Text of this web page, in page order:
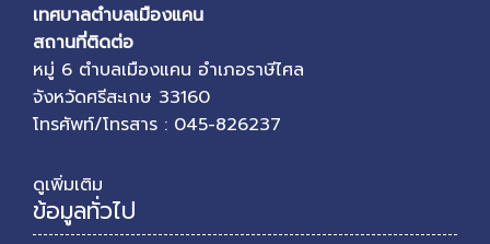
เทศบาลตำบลเมืองแคน
สถานที่ติดต่อ
หมู่ 6 ตำบลเมืองแคน อำเภอราษีไศล
จังหวัดศรีสะเกษ 33160
โทรศัพท์/โทรสาร : 045-826237
ดูเพิ่มเติม
ข้อมูลทั่วไป